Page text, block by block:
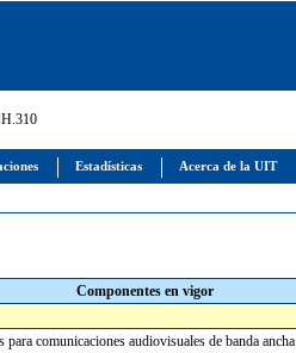
Estadísticas Acerca de la UIT
H.310
Componentes en vigor
para comunicaciones audiovisuales de banda ancha